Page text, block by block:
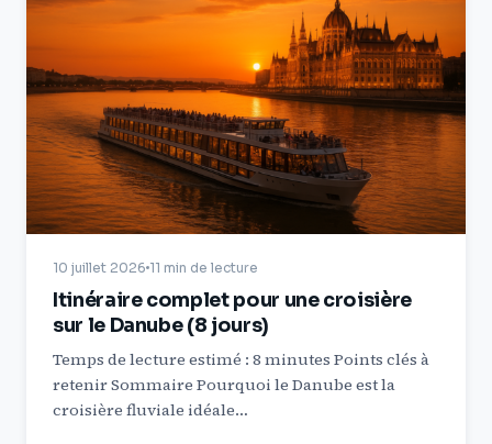
10 juillet 2026 11 min de lecture
Itinéraire complet pour une croisière
sur le Danube (8 jours)
Temps de lecture estimé : 8 minutes Points clés à
retenir Sommaire Pourquoi le Danube est la
croisière fluviale idéale…